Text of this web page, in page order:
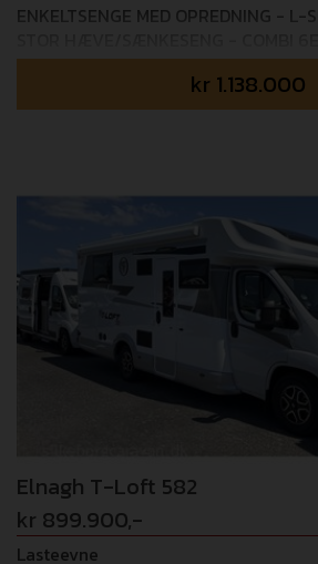
ENKELTSENGE MED OPREDNING - L-
Mulighed for tilkøb af 36 mdr+
garanti) - 14.995,- BEMÆRK: 5
camper er standard med disse
solpanel med MPPT regulator -
kabinen Denne camper kommer
pakker: PACK MATIC + 180 HK
Automatgearkasse + 180
(11.000,-) 5m Markise i antracit -
bruser i garage GULVVARME (8.000,-)
(11.000,-) Alle pakker er inklusiv i
kr 1.138.000
Elnagh T-Loft 582
kr 899.900,-
Lasteevne